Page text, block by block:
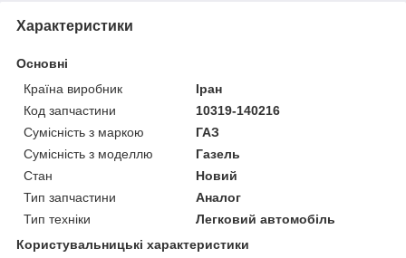
Характеристики
Основні
Країна виробник
Іран
Код запчастини
10319-140216
Сумісність з маркою
ГАЗ
Сумісність з моделлю
Газель
Стан
Новий
Тип запчастини
Аналог
Тип техніки
Легковий автомобіль
Користувальницькі характеристики